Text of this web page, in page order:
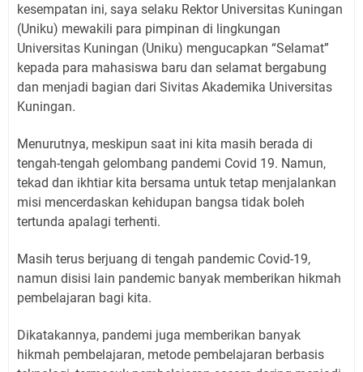
kesempatan ini, saya selaku Rektor Universitas Kuningan
(Uniku) mewakili para pimpinan di lingkungan
Universitas Kuningan (Uniku) mengucapkan “Selamat”
kepada para mahasiswa baru dan selamat bergabung
dan menjadi bagian dari Sivitas Akademika Universitas
Kuningan.
Menurutnya, meskipun saat ini kita masih berada di
tengah-tengah gelombang pandemi Covid 19. Namun,
tekad dan ikhtiar kita bersama untuk tetap menjalankan
misi mencerdaskan kehidupan bangsa tidak boleh
tertunda apalagi terhenti.
Masih terus berjuang di tengah pandemic Covid-19,
namun disisi lain pandemic banyak memberikan hikmah
pembelajaran bagi kita.
Dikatakannya, pandemi juga memberikan banyak
hikmah pembelajaran, metode pembelajaran berbasis